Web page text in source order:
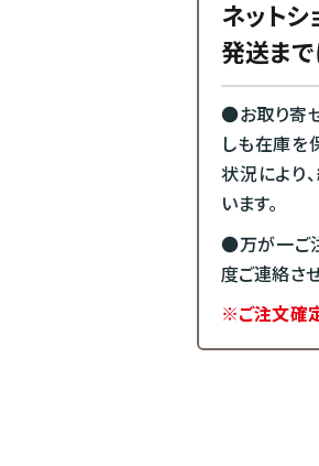
ネットシ
発送まで
●お取り寄
しも在庫を
状況により
います。
●万が一ご
度ご連絡さ
※ご注文確